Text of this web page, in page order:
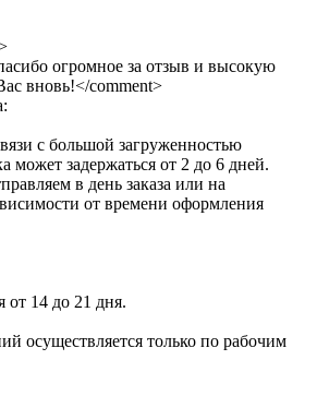
огромное за отзыв и высокую
вновь!</comment>
с большой загруженностью
может задержаться от 2 до 6 дней.
в день заказа или на
от времени оформления
от 14 до 21 дня.
осуществляется только по рабочим